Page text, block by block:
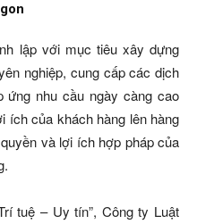
lập với mục tiêu xây dựng
nghiệp, cung cấp các dịch
ứng nhu cầu ngày càng cao
ích của khách hàng lên hàng
và lợi ích hợp pháp của
tuệ – Uy tín”, Công ty Luật